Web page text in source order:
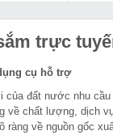
trực
cụ hỗ trợ
của đất nước nhu
chất lượng, dịch
về nguồn gốc